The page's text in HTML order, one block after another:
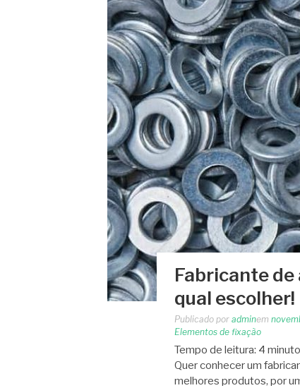
Fabricante
qual escolher!
Publicado por adminem
Elementos de fixação
Tempo de leitura: 4
Quer conhecer um
melhores produtos, por